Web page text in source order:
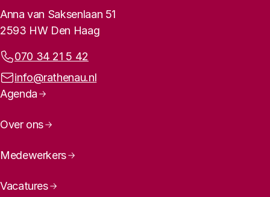
Contactinformatie
Anna van Saksenlaan 51
2593 HW Den Haag
Telefoonnummer:
070 34 21 5 42
E-mailadres:
info@rathenau.nl
Paginanavigatie
Agenda
Over ons
Medewerkers
Vacatures